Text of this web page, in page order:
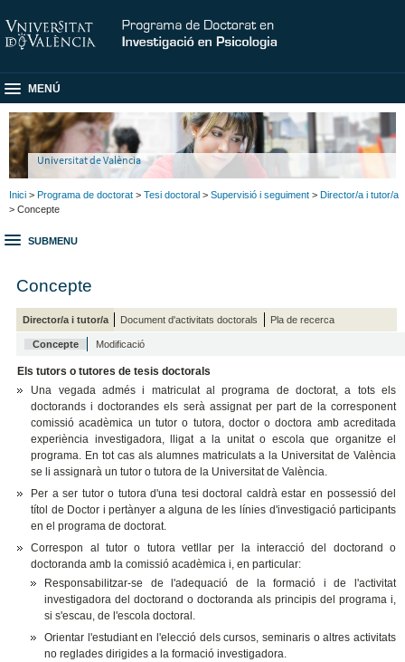
MENÚ
Universitat de València
Inici > Programa de doctorat > Tesi doctoral > Supervisió i seguiment > Director/a i tutor/a
> Concepte
SUBMENU
Concepte
Director/a i tutor/a Document d'activitats doctorals Pla de recerca
Concepte Modificació
Els tutors o tutores de tesis doctorals
Una vegada admés i matriculat al programa de doctorat, a tots els
doctorands i doctorandes els serà assignat per part de la corresponent
comissió acadèmica un tutor o tutora, doctor o doctora amb acreditada
experiència investigadora, lligat a la unitat o escola que organitze el
programa. En tot cas als alumnes matriculats a la Universitat de València
se li assignarà un tutor o tutora de la Universitat de València.
Per a ser tutor o tutora d'una tesi doctoral caldrà estar en possessió del
títol de Doctor i pertànyer a alguna de les línies d'investigació participants
en el programa de doctorat.
Correspon al tutor o tutora vetllar per la interacció del doctorand o
doctoranda amb la comissió acadèmica i, en particular:
Responsabilitzar-se de l'adequació de la formació i de l'activitat
investigadora del doctorand o doctoranda als principis del programa i,
si s'escau, de l'escola doctoral.
Orientar l'estudiant en l'elecció dels cursos, seminaris o altres activitats
no reglades dirigides a la formació investigadora.